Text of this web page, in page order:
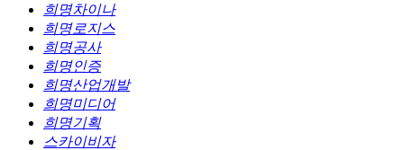
희명차이나
희명로지스
희명공사
희명인증
희명산업개발
희명미디어
희명기획
스카이비자